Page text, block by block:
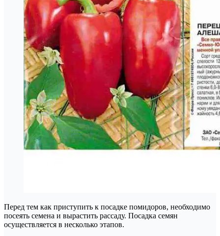
Перед тем как приступить к посадке помидоров, необходимо
посеять семена и вырастить рассаду. Посадка семян
осуществляется в несколько этапов.